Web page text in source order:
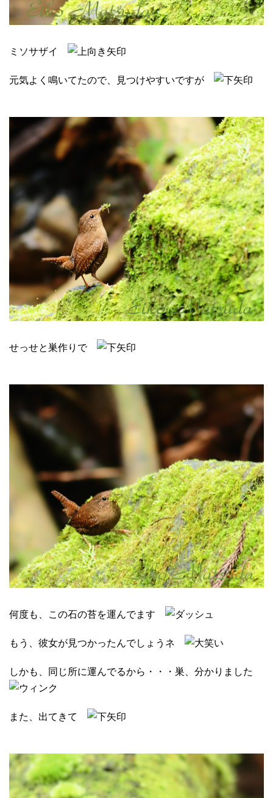
ミソサザイ
元気よく鳴いてたので、見つけやすいですが
せっせと巣作りで
何度も、この石の苔を運んでます
もう、彼女が見つかったんでしょうネ
しかも、同じ所に運んでるから・・・巣、分かりました
また、出てきて